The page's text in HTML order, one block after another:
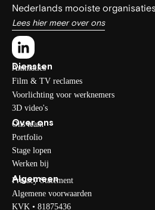
Nederlands mooiste
Lees hier meer over ons
Diensten
Animaties
Film & TV reclames
Voorlichting voor werknemers
3D video's
Over ons
Ons team
Portfolio
Stage lopen
Werken bij
Algemeen
Privacy Statement
Algemene voorwaarden
KVK • 81875436